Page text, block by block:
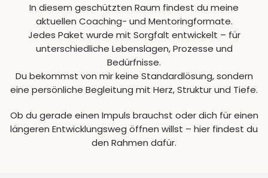
In diesem geschützten Raum findest du meine
aktuellen Coaching- und Mentoringformate.
Jedes Paket wurde mit Sorgfalt entwickelt – für
unterschiedliche Lebenslagen, Prozesse und
Bedürfnisse.
Du bekommst von mir keine Standardlösung, sondern
eine persönliche Begleitung mit Herz, Struktur und Tiefe.
Ob du gerade einen Impuls brauchst oder dich für einen
längeren Entwicklungsweg öffnen willst – hier findest du
den Rahmen dafür.